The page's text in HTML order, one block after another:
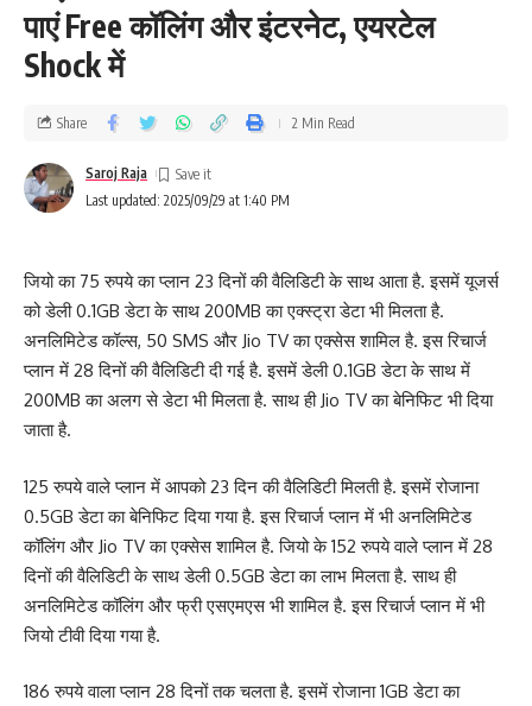
पाएं Free कॉलिंग और इंटरनेट, एयरटेल
Shock में
Last updated: 2025/09/29 at 1:40 PM
Saroj Raja
Share 2 Min Read
जियो का 75 रुपये का प्लान 23 दिनों की वैलिडिटी के साथ आता है. इसमें यूजर्स
को डेली 0.1GB डेटा के साथ 200MB का एक्स्ट्रा डेटा भी मिलता है.
अनलिमिटेड कॉल्स, 50 SMS और Jio TV का एक्सेस शामिल है. इस रिचार्ज
प्लान में 28 दिनों की वैलिडिटी दी गई है. इसमें डेली 0.1GB डेटा के साथ में
200MB का अलग से डेटा भी मिलता है. साथ ही Jio TV का बेनिफिट भी दिया
जाता है.
125 रुपये वाले प्लान में आपको 23 दिन की वैलिडिटी मिलती है. इसमें रोजाना
0.5GB डेटा का बेनिफिट दिया गया है. इस रिचार्ज प्लान में भी अनलिमिटेड
कॉलिंग और Jio TV का एक्सेस शामिल है. जियो के 152 रुपये वाले प्लान में 28
दिनों की वैलिडिटी के साथ डेली 0.5GB डेटा का लाभ मिलता है. साथ ही
अनलिमिटेड कॉलिंग और फ्री एसएमएस भी शामिल है. इस रिचार्ज प्लान में भी
जियो टीवी दिया गया है.
186 रुपये वाला प्लान 28 दिनों तक चलता है. इसमें रोजाना 1GB डेटा का